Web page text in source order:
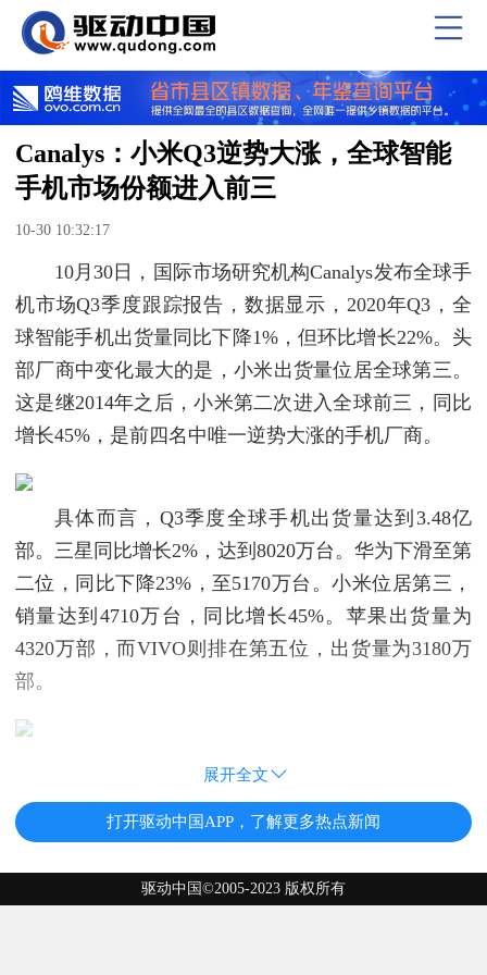
Canalys：小米Q3逆势大涨，全球智能
手机市场份额进入前三
10-30 10:32:17
10月30日，国际市场研究机构Canalys发布全球手
机市场Q3季度跟踪报告，数据显示，2020年Q3，全
球智能手机出货量同比下降1%，但环比增长22%。头
部厂商中变化最大的是，小米出货量位居全球第三。
这是继2014年之后，小米第二次进入全球前三，同比
增长45%，是前四名中唯一逆势大涨的手机厂商。
具体而言，Q3季度全球手机出货量达到3.48亿
部。三星同比增长2%，达到8020万台。华为下滑至第
二位，同比下降23%，至5170万台。小米位居第三，
销量达到4710万台，同比增长45%。苹果出货量为
4320万部，而VIVO则排在第五位，出货量为3180万
部。
展开全文
打开驱动中国APP，了解更多热点新闻
驱动中国©2005-2023 版权所有